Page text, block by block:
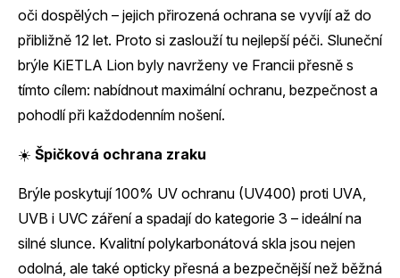
oči dospělých – jejich přirozená ochrana se vyvíjí až do
přibližně 12 let. Proto si zaslouží tu nejlepší péči. Sluneční
brýle KiETLA Lion byly navrženy ve Francii přesně s
tímto cílem: nabídnout maximální ochranu, bezpečnost a
pohodlí při každodenním nošení.
☀️ Špičková ochrana zraku
Brýle poskytují 100% UV ochranu (UV400) proti UVA,
UVB i UVC záření a spadají do kategorie 3 – ideální na
silné slunce. Kvalitní polykarbonátová skla jsou nejen
odolná, ale také opticky přesná a bezpečnější než běžná